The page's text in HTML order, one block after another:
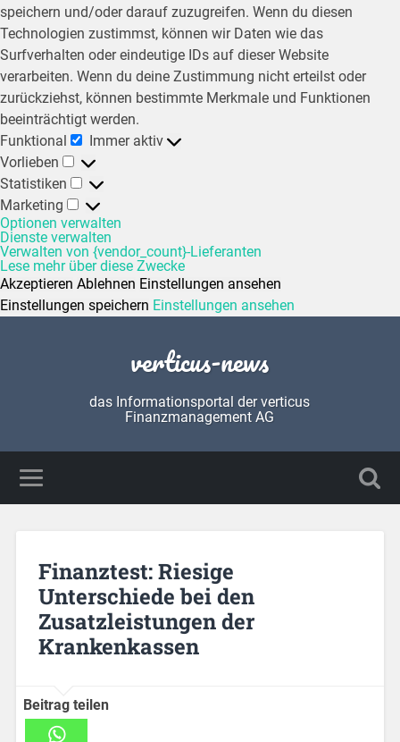
speichern und/oder darauf zuzugreifen. Wenn du diesen
Technologien zustimmst, können wir Daten wie das
Surfverhalten oder eindeutige IDs auf dieser Website
verarbeiten. Wenn du deine Zustimmung nicht erteilst oder
zurückziehst, können bestimmte Merkmale und Funktionen
beeinträchtigt werden.
Funktional
Immer aktiv
Vorlieben
Statistiken
Marketing
Optionen verwalten
Dienste verwalten
Verwalten von {vendor_count}-Lieferanten
Lese mehr über diese Zwecke
Akzeptieren Ablehnen Einstellungen ansehen
Einstellungen speichern Einstellungen ansehen
verticus-news
das Informationsportal der verticus
Finanzmanagement AG
Finanztest: Riesige
Unterschiede bei den
Zusatzleistungen der
Krankenkassen
Beitrag teilen